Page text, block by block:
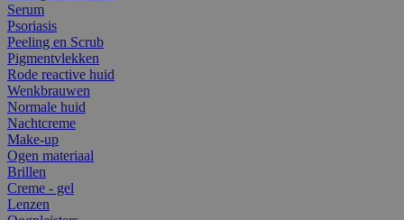
Serum
Psoriasis
Peeling en Scrub
Pigmentvlekken
Rode reactive huid
Wenkbrauwen
Normale huid
Nachtcreme
Make-up
Ogen materiaal
Brillen
Creme - gel
Lenzen